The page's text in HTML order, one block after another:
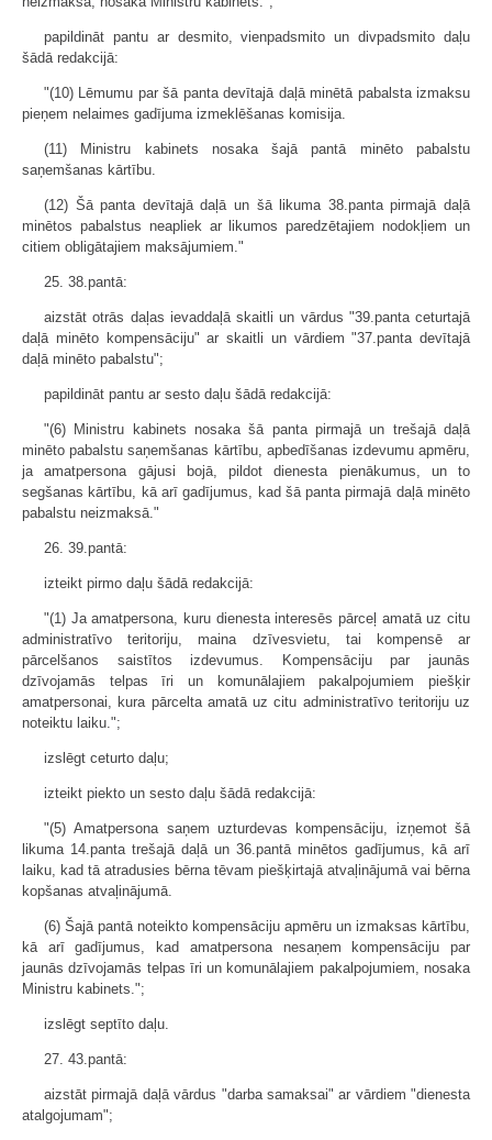
papildināt pantu ar desmito, vienpadsmito un divpadsmito daļu
šādā redakcijā:
"(10) Lēmumu par šā panta devītajā daļā minētā pabalsta izmaksu
pieņem nelaimes gadījuma izmeklēšanas komisija.
(11) Ministru kabinets nosaka šajā pantā minēto pabalstu
saņemšanas kārtību.
(12) Šā panta devītajā daļā un šā likuma 38.panta pirmajā daļā
minētos pabalstus neapliek ar likumos paredzētajiem nodokļiem un
citiem obligātajiem maksājumiem."
25. 38.pantā:
aizstāt otrās daļas ievaddaļā skaitli un vārdus "39.panta ceturtajā
daļā minēto kompensāciju" ar skaitli un vārdiem "37.panta devītajā
daļā minēto pabalstu";
papildināt pantu ar sesto daļu šādā redakcijā:
"(6) Ministru kabinets nosaka šā panta pirmajā un trešajā daļā
minēto pabalstu saņemšanas kārtību, apbedīšanas izdevumu apmēru,
ja amatpersona gājusi bojā, pildot dienesta pienākumus, un to
segšanas kārtību, kā arī gadījumus, kad šā panta pirmajā daļā minēto
pabalstu neizmaksā."
26. 39.pantā:
izteikt pirmo daļu šādā redakcijā:
"(1) Ja amatpersona, kuru dienesta interesēs pārceļ amatā uz citu
administratīvo teritoriju, maina dzīvesvietu, tai kompensē ar
pārcelšanos saistītos izdevumus. Kompensāciju par jaunās
dzīvojamās telpas īri un komunālajiem pakalpojumiem piešķir
amatpersonai, kura pārcelta amatā uz citu administratīvo teritoriju uz
noteiktu laiku.";
izslēgt ceturto daļu;
izteikt piekto un sesto daļu šādā redakcijā:
"(5) Amatpersona saņem uzturdevas kompensāciju, izņemot šā
likuma 14.panta trešajā daļā un 36.pantā minētos gadījumus, kā arī
laiku, kad tā atradusies bērna tēvam piešķirtajā atvaļinājumā vai bērna
kopšanas atvaļinājumā.
(6) Šajā pantā noteikto kompensāciju apmēru un izmaksas kārtību,
kā arī gadījumus, kad amatpersona nesaņem kompensāciju par
jaunās dzīvojamās telpas īri un komunālajiem pakalpojumiem, nosaka
Ministru kabinets.";
izslēgt septīto daļu.
27. 43.pantā:
aizstāt pirmajā daļā vārdus "darba samaksai" ar vārdiem "dienesta
atalgojumam";